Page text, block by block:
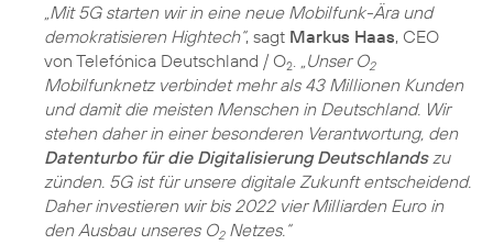
„Mit 5G starten wir in eine neue Mobilfunk-Ära und
demokratisieren Hightech“, sagt Markus Haas, CEO
von Telefónica Deutschland / O2. „Unser O2
Mobilfunknetz verbindet mehr als 43 Millionen Kunden
und damit die meisten Menschen in Deutschland. Wir
stehen daher in einer besonderen Verantwortung, den
Datenturbo für die Digitalisierung Deutschlandszu
zünden. 5G ist für unsere digitale Zukunft entscheidend.
Daher investieren wir bis 2022 vier Milliarden Euro in
den Ausbau unseres O2Netzes.“